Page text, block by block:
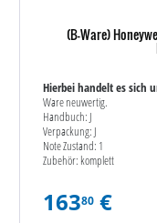
(B-Ware)
Hierbei handelt es sich
Ware neuwertig.
Handbuch: J
Verpackung: J
Note Zustand: 1
Zubehör: komplett
16380 €